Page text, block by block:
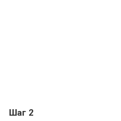
Шаг 2